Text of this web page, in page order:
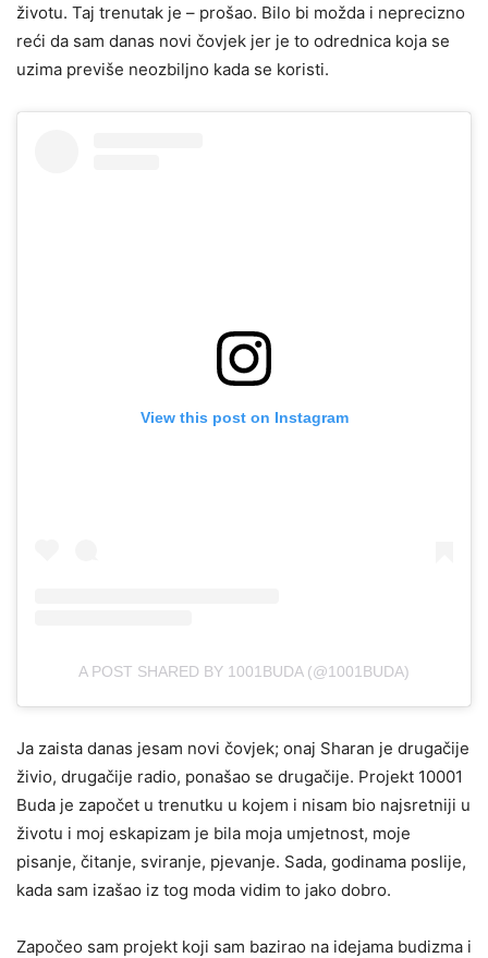
životu. Taj trenutak je – prošao. Bilo bi možda i neprecizno
reći da sam danas novi čovjek jer je to odrednica koja se
uzima previše neozbiljno kada se koristi.
View this post on Instagram
A POST SHARED BY 1001BUDA (@1001BUDA)
Ja zaista danas jesam novi čovjek; onaj Sharan je drugačije
živio, drugačije radio, ponašao se drugačije. Projekt 10001
Buda je započet u trenutku u kojem i nisam bio najsretniji u
životu i moj eskapizam je bila moja umjetnost, moje
pisanje, čitanje, sviranje, pjevanje. Sada, godinama poslije,
kada sam izašao iz tog moda vidim to jako dobro.
Započeo sam projekt koji sam bazirao na idejama budizma i